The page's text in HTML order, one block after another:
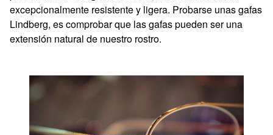
excepcionalmente resistente y ligera. Probarse unas gafas
Lindberg, es comprobar que las gafas pueden ser una
extensión natural de nuestro rostro.